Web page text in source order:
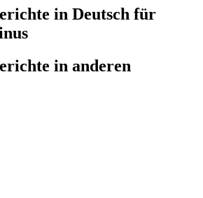
in Deutsch für
in anderen